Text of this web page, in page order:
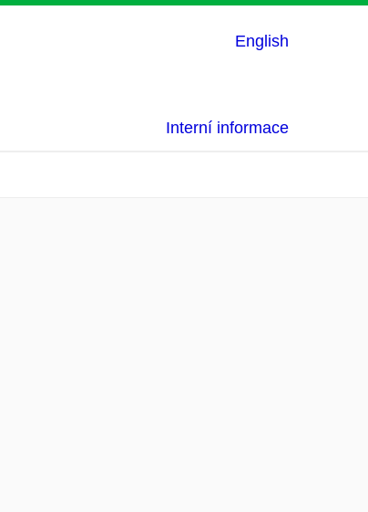
English
Interní informace